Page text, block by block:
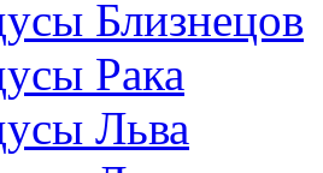
Близнецов
Рака
Льва